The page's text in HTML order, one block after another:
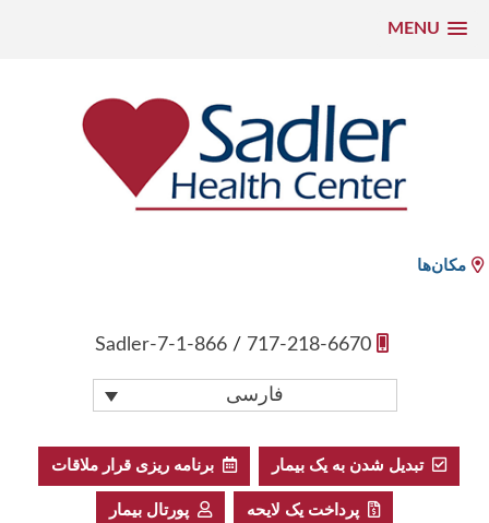
MENU
مکان‌ها
717-218-6670
/
1-866-Sadler-7
فارسی
تبدیل شدن به یک بیمار برنامه ریزی قرار ملاقات
پرداخت یک لایحه پورتال بیمار